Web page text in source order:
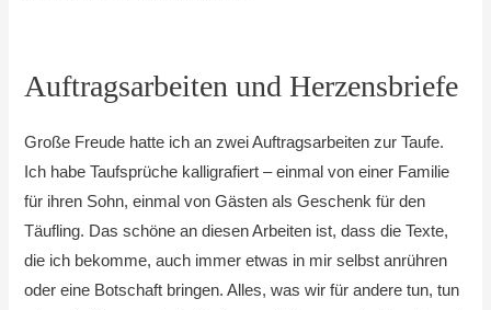
Auftragsarbeiten und Herzensbriefe
Große Freude hatte ich an zwei Auftragsarbeiten zur Taufe.
Ich habe Taufsprüche kalligrafiert – einmal von einer Familie
für ihren Sohn, einmal von Gästen als Geschenk für den
Täufling. Das schöne an diesen Arbeiten ist, dass die Texte,
die ich bekomme, auch immer etwas in mir selbst anrühren
oder eine Botschaft bringen. Alles, was wir für andere tun, tun